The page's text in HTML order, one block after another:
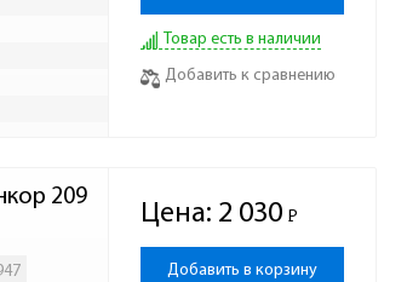
Товар есть в наличии
Добавить к сравнению
209
Цена: 2 030 Р
-
Добавить в корзину